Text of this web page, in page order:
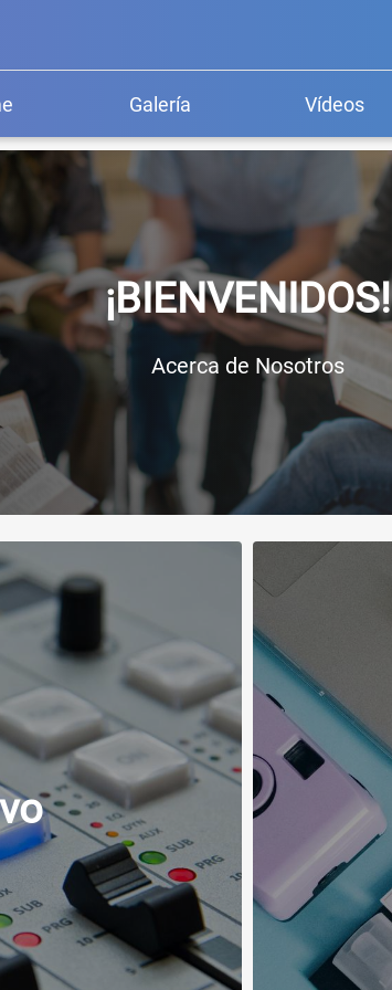
Galería Vídeos
¡BIENVENIDOS!
Acerca de Nosotros